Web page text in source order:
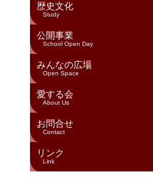
歴史文化
Study
公開事業
School Open Day
みんなの広場
Open Space
愛する会
About Us
お問合せ
Contact
リンク
Link